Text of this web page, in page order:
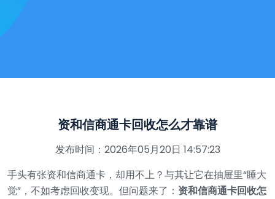
资和信商通卡回收怎么才靠谱
发布时间：2026年05月20日 14:57:23
手头有张资和信商通卡，却用不上？与其让它在抽屉里“睡大
觉”，不如考虑回收变现。但问题来了： 资和信商通卡回收怎